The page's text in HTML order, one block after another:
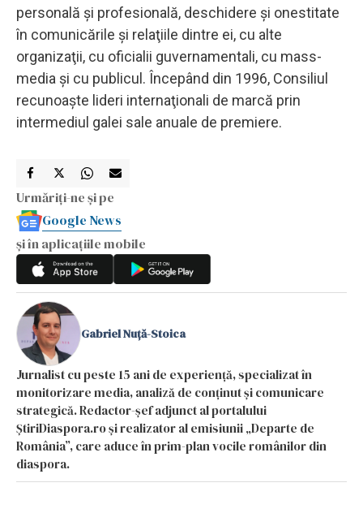
personală şi profesională, deschidere şi onestitate
în comunicările şi relaţiile dintre ei, cu alte
organizaţii, cu oficialii guvernamentali, cu mass-
media şi cu publicul. Începând din 1996, Consiliul
recunoaşte lideri internaţionali de marcă prin
intermediul galei sale anuale de premiere.
Urmăriți-ne și pe
Google News
și în aplicațiile mobile
Gabriel Nuță-Stoica
Jurnalist cu peste 15 ani de experiență, specializat în
monitorizare media, analiză de conținut și comunicare
strategică. Redactor-șef adjunct al portalului
ȘtiriDiaspora.ro și realizator al emisiunii „Departe de
România”, care aduce în prim-plan vocile românilor din
diaspora.